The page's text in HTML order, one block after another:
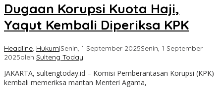
Dugaan Korupsi Kuota Haji,
Yaqut Kembali Diperiksa KPK
Headline, Hukum|Senin, 1 September 2025Senin, 1 September
2025oleh Sulteng Today
JAKARTA, sultengtoday.id – Komisi Pemberantasan Korupsi (KPK)
kembali memeriksa mantan Menteri Agama,